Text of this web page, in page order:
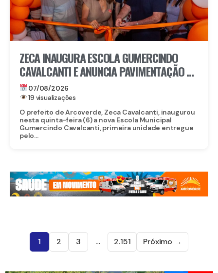
ZECA INAUGURA ESCOLA GUMERCINDO
CAVALCANTI E ANUNCIA PAVIMENTAÇÃO DE
QUASE 100 RUAS EM ARCOVERDE
07/08/2026
19 visualizações
O prefeito de Arcoverde, Zeca Cavalcanti, inaugurou
nesta quinta-feira (6) a nova Escola Municipal
Gumercindo Cavalcanti, primeira unidade entregue
pelo...
1 2 3 … 2.151 Próximo →